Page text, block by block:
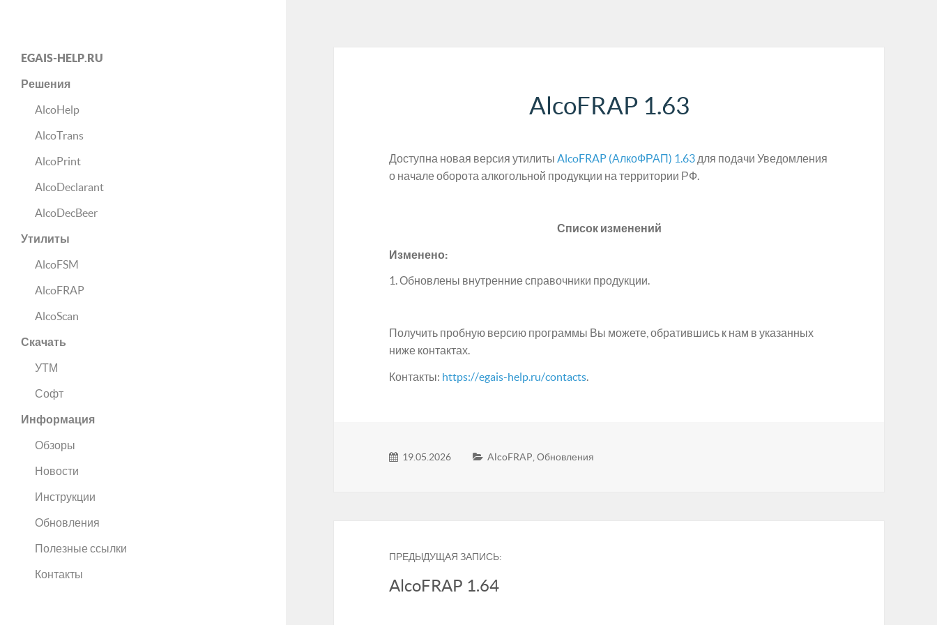
EGAIS-HELP.RU
Решения
AlcoHelp
AlcoTrans
AlcoPrint
AlcoDeclarant
AlcoDecBeer
Утилиты
AlcoFSM
AlcoFRAP
AlcoScan
Скачать
УТМ
Софт
Информация
Обзоры
Новости
Инструкции
Обновления
Полезные ссылки
Контакты
AlcoFRAP 1.63
Доступна новая версия утилитыAlcoFRAP (АлкоФРАП) 1.63 для подачи Уведомления
о начале оборота алкогольной продукции на территории РФ.
Список изменений
Изменено:
1. Обновлены внутренние справочники продукции.
Получить пробную версию программы Вы можете, обратившись к нам в указанных
ниже контактах.
Контакты: https://egais-help.ru/contacts.
19.05.2026 AlcoFRAP Обновления
ПРЕДЫДУЩАЯ ЗАПИСЬ:
AlcoFRAP 1.64